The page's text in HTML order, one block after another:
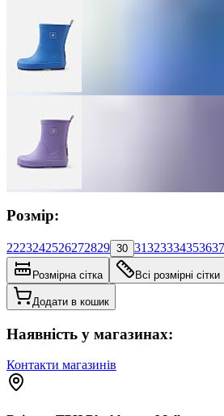
Розмір:
2223242526272829 30 31323334353637
Розмірна сітка Всі розмірні сітки
Додати в кошик
Наявність у магазинах:
Контакти магазинів